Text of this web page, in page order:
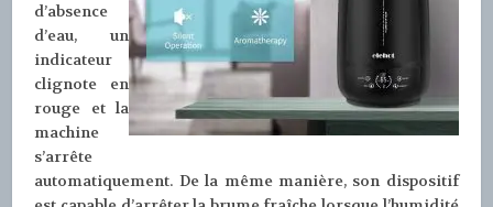
d’absence
d’eau, un
indicateur
clignote en
rouge et la
machine
s’arrête
automatiquement. De la même manière, son dispositif